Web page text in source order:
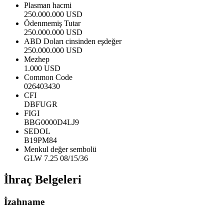
Plasman hacmi
250.000.000 USD
Ödenmemiş Tutar
250.000.000 USD
ABD Doları cinsinden eşdeğer
250.000.000 USD
Mezhep
1.000 USD
Common Code
026403430
CFI
DBFUGR
FIGI
BBG0000D4LJ9
SEDOL
B19PM84
Menkul değer sembolü
GLW 7.25 08/15/36
İhraç Belgeleri
İzahname